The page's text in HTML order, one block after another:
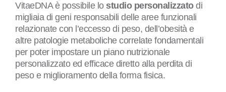
VitaeDNA è possibile lo studio personalizzatodi
migliaia di geni responsabili delle aree funzionali
relazionate con l’eccesso di peso, dell’obesità e
altre patologie metaboliche correlate fondamentali
per poter impostare un piano nutrizionale
personalizzato ed efficace diretto alla perdita di
peso e miglioramento della forma fisica.